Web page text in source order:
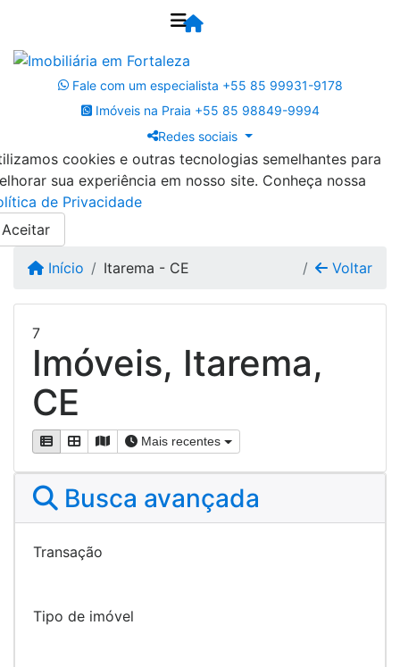
Fale com um especialista +55 85 99931-9178
Imóveis na Praia +55 85 98849-9994
Redes sociais
cookies e outras tecnologias semelhantes para
sua experiência em nosso site. Conheça nossa
de Privacidade
Aceitar
Início Itarema - CE Voltar
7
Imóveis, Itarema,
CE
Mais recentes
Busca avançada
Transação
Tipo de imóvel